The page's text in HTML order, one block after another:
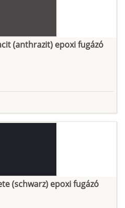
(anthrazit) epoxi fugázó
(schwarz) epoxi fugázó